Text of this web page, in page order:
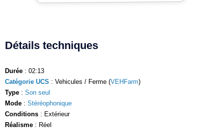
Détails techniques
Durée : 02:13
Catégorie UCS : Vehicules / Ferme (VEHFarm)
Type : Son seul
Mode : Stéréophonique
Conditions : Extérieur
Réalisme : Réel